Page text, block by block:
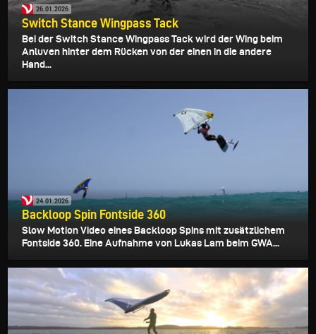
26.01.2026
Switch Stance Wingpass Tack
Bei der Switch Stance Wingpass Tack wird der Wing beim
Anluven hinter dem Rücken von der einen in die andere
Hand...
24.01.2026
Backloop Spin Fontside 360
Slow Motion Video eines Backloop Spins mit zusätzlichem
Fontside 360. Eine Aufnahme von Lukas Lam beim GWA...